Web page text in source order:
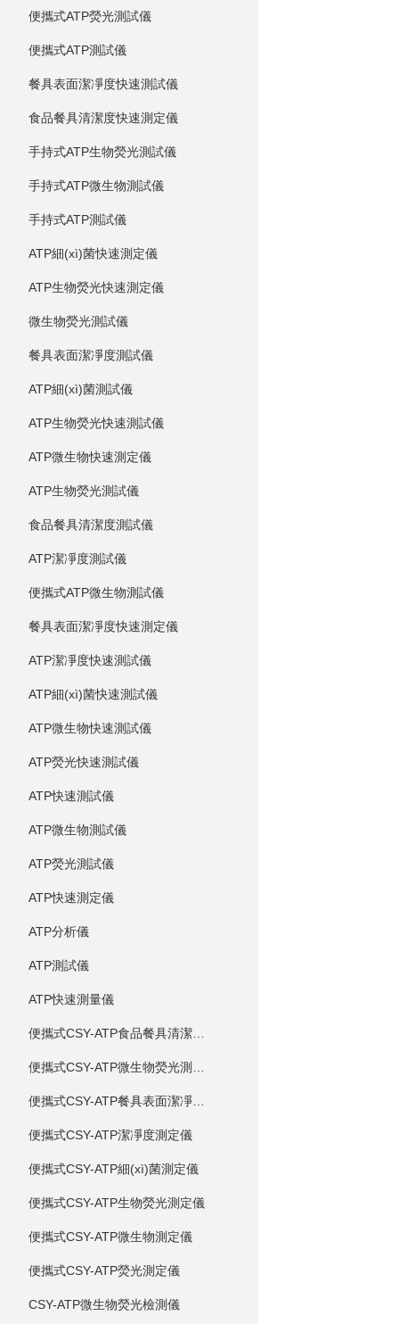
便攜式ATP熒光測試儀
便攜式ATP測試儀
餐具表面潔凈度快速測試儀
食品餐具清潔度快速測定儀
手持式ATP生物熒光測試儀
手持式ATP微生物測試儀
手持式ATP測試儀
ATP細(xì)菌快速測定儀
ATP生物熒光快速測定儀
微生物熒光測試儀
餐具表面潔凈度測試儀
ATP細(xì)菌測試儀
ATP生物熒光快速測試儀
ATP微生物快速測定儀
ATP生物熒光測試儀
食品餐具清潔度測試儀
ATP潔凈度測試儀
便攜式ATP微生物測試儀
餐具表面潔凈度快速測定儀
ATP潔凈度快速測試儀
ATP細(xì)菌快速測試儀
ATP微生物快速測試儀
ATP熒光快速測試儀
ATP快速測試儀
ATP微生物測試儀
ATP熒光測試儀
ATP快速測定儀
ATP分析儀
ATP測試儀
ATP快速測量儀
便攜式CSY-ATP潔凈度測定儀
便攜式CSY-ATP細(xì)菌測定儀
便攜式CSY-ATP生物熒光測定儀
便攜式CSY-ATP微生物測定儀
便攜式CSY-ATP熒光測定儀
CSY-ATP微生物熒光檢測儀